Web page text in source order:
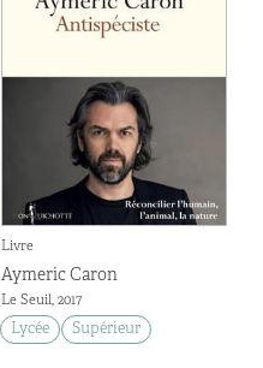
Livre
Aymeric Caron
Le Seuil, 2017
Lycée Supérieur